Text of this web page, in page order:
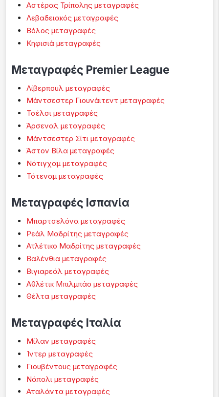
Αστέρας Τρίπολης μεταγραφές
Λεβαδειακός μεταγραφές
Βόλος μεταγραφές
Κηφισιά μεταγραφές
Μεταγραφές Premier League
Λίβερπουλ μεταγραφές
Μάντσεστερ Γιουνάιτεντ μεταγραφές
Τσέλσι μεταγραφές
Άρσεναλ μεταγραφές
Μάντσεστερ Σίτι μεταγραφές
Άστον Βίλα μεταγραφές
Νότιγχαμ μεταγραφές
Τότεναμ μεταγραφές
Μεταγραφές Ισπανία
Μπαρτσελόνα μεταγραφές
Ρεάλ Μαδρίτης μεταγραφές
Ατλέτικο Μαδρίτης μεταγραφές
Βαλένθια μεταγραφές
Βιγιαρεάλ μεταγραφές
Αθλέτικ Μπιλμπάο μεταγραφές
Θέλτα μεταγραφές
Μεταγραφές Ιταλία
Μίλαν μεταγραφές
Ίντερ μεταγραφές
Γιουβέντους μεταγραφές
Νάπολι μεταγραφές
Αταλάντα μεταγραφές